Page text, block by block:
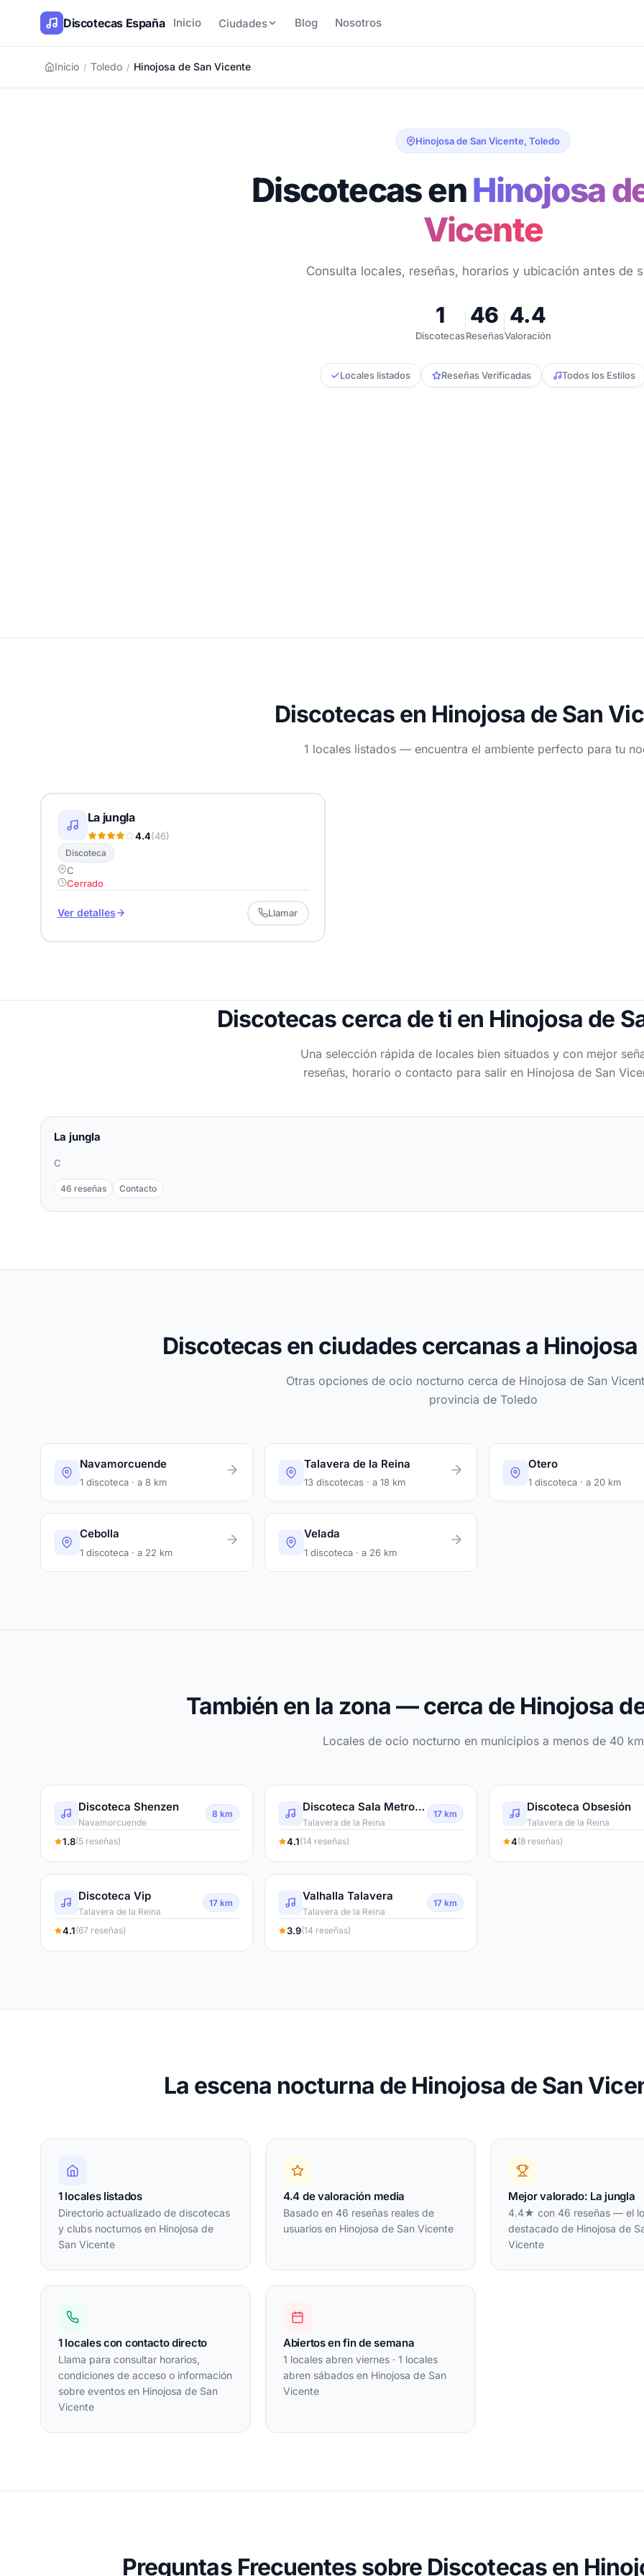
Discotecas España Inicio Ciudades Blog Nosotros
Inicio / Toledo / Hinojosa de San Vicente
Hinojosa de San Vicente, Toledo
Discotecas enHinojosa
Vicente
Consulta locales, reseñas, horarios y ubicación antes de
1
Discotecas
46
Reseñas
4.4
Valoración
Locales listados Reseñas Verificadas Todos los Estilos
Discotecas en Hinojosa de San
1 locales listados — encuentra el ambiente perfecto para tu
La jungla
4.4(46)
Discoteca
C
Cerrado
Ver detalles Llamar
Discotecas cerca de ti en Hinojosa de
Una selección rápida de locales bien situados y con mejor
reseñas, horario o contacto para salir en Hinojosa de San
La jungla
C
46 reseñas Contacto
Discotecas en ciudades cercanas a
Otras opciones de ocio nocturno cerca de Hinojosa de San
provincia de Toledo
Navamorcuende
1 discoteca · a 8 km
Talavera de la Reina
13 discotecas · a 18 km
Otero
1 discoteca · a 20 km
Cebolla
1 discoteca · a 22 km
Velada
1 discoteca · a 26 km
También en la zona — cerca de Hinojosa
Locales de ocio nocturno en municipios a menos de 40 km
Discoteca Shenzen
Navamorcuende
8 km
1.8(5 reseñas)
Discoteca Sala Metro Talavera
Talavera de la Reina
17 km
4.1(14 reseñas)
Discoteca Obsesión
Talavera de la Reina
4(8 reseñas)
Discoteca Vip
Talavera de la Reina
17 km
4.1(67 reseñas)
Valhalla Talavera
Talavera de la Reina
17 km
3.9(14 reseñas)
La escena nocturna de Hinojosa de San
1 locales listados
Directorio actualizado de discotecas
y clubs nocturnos en Hinojosa de
San Vicente
4.4 de valoración media
Basado en 46 reseñas reales de
usuarios en Hinojosa de San Vicente
Mejor valorado: La jungla
4.4★ con 46 reseñas — el
destacado de Hinojosa de
Vicente
1 locales con contacto directo
Llama para consultar horarios,
condiciones de acceso o información
sobre eventos en Hinojosa de San
Vicente
Abiertos en fin de semana
1 locales abren viernes · 1 locales
abren sábados en Hinojosa de San
Vicente
Preguntas Frecuentes sobre Discotecas en